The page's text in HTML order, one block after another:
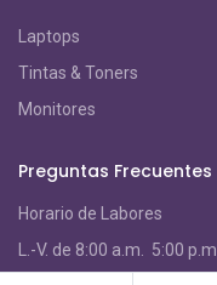
Laptops
Tintas & Toners
Monitores
Preguntas Frecuentes
Horario de Labores
L.-V. de 8:00 a.m. 5:00 p.m.